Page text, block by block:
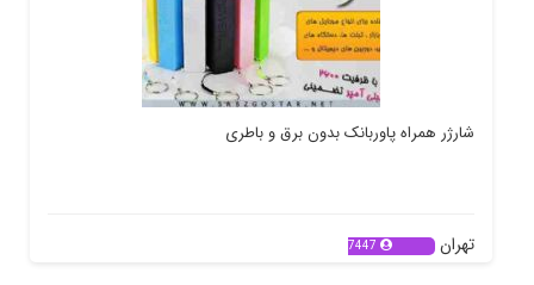
شارژر همراه پاوربانک بدون برق و باطری
تهران 7447